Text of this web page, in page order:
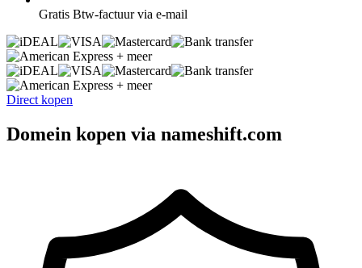
Gratis Btw-factuur via e-mail
+ meer
+ meer
Direct kopen
Domein kopen via nameshift.com